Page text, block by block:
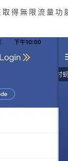
得無限流量功